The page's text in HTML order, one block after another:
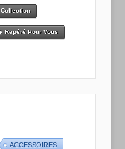
Collection
Repéré Pour Vous
ACCESSOIRES